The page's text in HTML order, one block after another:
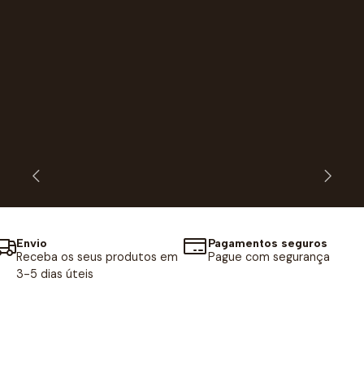
Envio
Receba os seus produtos em
3-5 dias úteis
Pagamentos seguros
Pague com segurança